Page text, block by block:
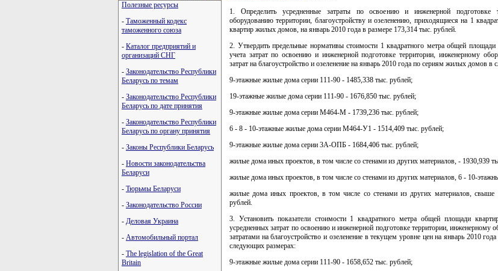
Полезные ресурсы
- Таможенный кодекс
таможенного союза
- Каталог предприятий и
организаций СНГ
- Законодательство Республики
Беларусь по темам
- Законодательство Республики
Беларусь по дате принятия
- Законодательство Республики
Беларусь по органу принятия
- Законы Республики Беларусь
- Новости законодательства
Беларуси
- Тюрьмы Беларуси
- Законодательство России
- Деловая Украина
- Автомобильный портал
- The legislation of the Great
Britain
1. Определить усредненные затраты по освоению и инженерной подготовке
оборудованию территории, благоустройству и озеленению, приходящиеся на 1
квартир жилых домов, на январь 2010 года в размере 173,314 тыс. рублей.
2. Утвердить предельные нормативы стоимости 1 квадратного метра общей
учета затрат по освоению и инженерной подготовке территории, инженерному
затрат на благоустройство и озеленение на январь 2010 года по сериям жилых домов
9-этажные жилые дома серии 111-90 - 1485,338 тыс. рублей;
19-этажные жилые дома серии 111-90 - 1676,850 тыс. рублей;
9-этажные жилые дома серии М464-М - 1739,236 тыс. рублей;
6 - 8 - 10-этажные жилые дома серии М464-У1 - 1514,409 тыс. рублей;
9-этажные жилые дома серии 3А-ОПБ - 1684,406 тыс. рублей;
жилые дома иных проектов, в том числе со стенами из других материалов, - 1930,939
жилые дома иных проектов, в том числе со стенами из других материалов, 6 - 10-
жилые дома иных проектов, в том числе со стенами из других материалов, свыше
рублей.
3. Установить показатели стоимости 1 квадратного метра общей площади
усредненных затрат по освоению и инженерной подготовке территории, инженерному
затратами на благоустройство и озеленение в текущем уровне цен на январь 2010
следующих размерах:
9-этажные жилые дома серии 111-90 - 1658,652 тыс. рублей;